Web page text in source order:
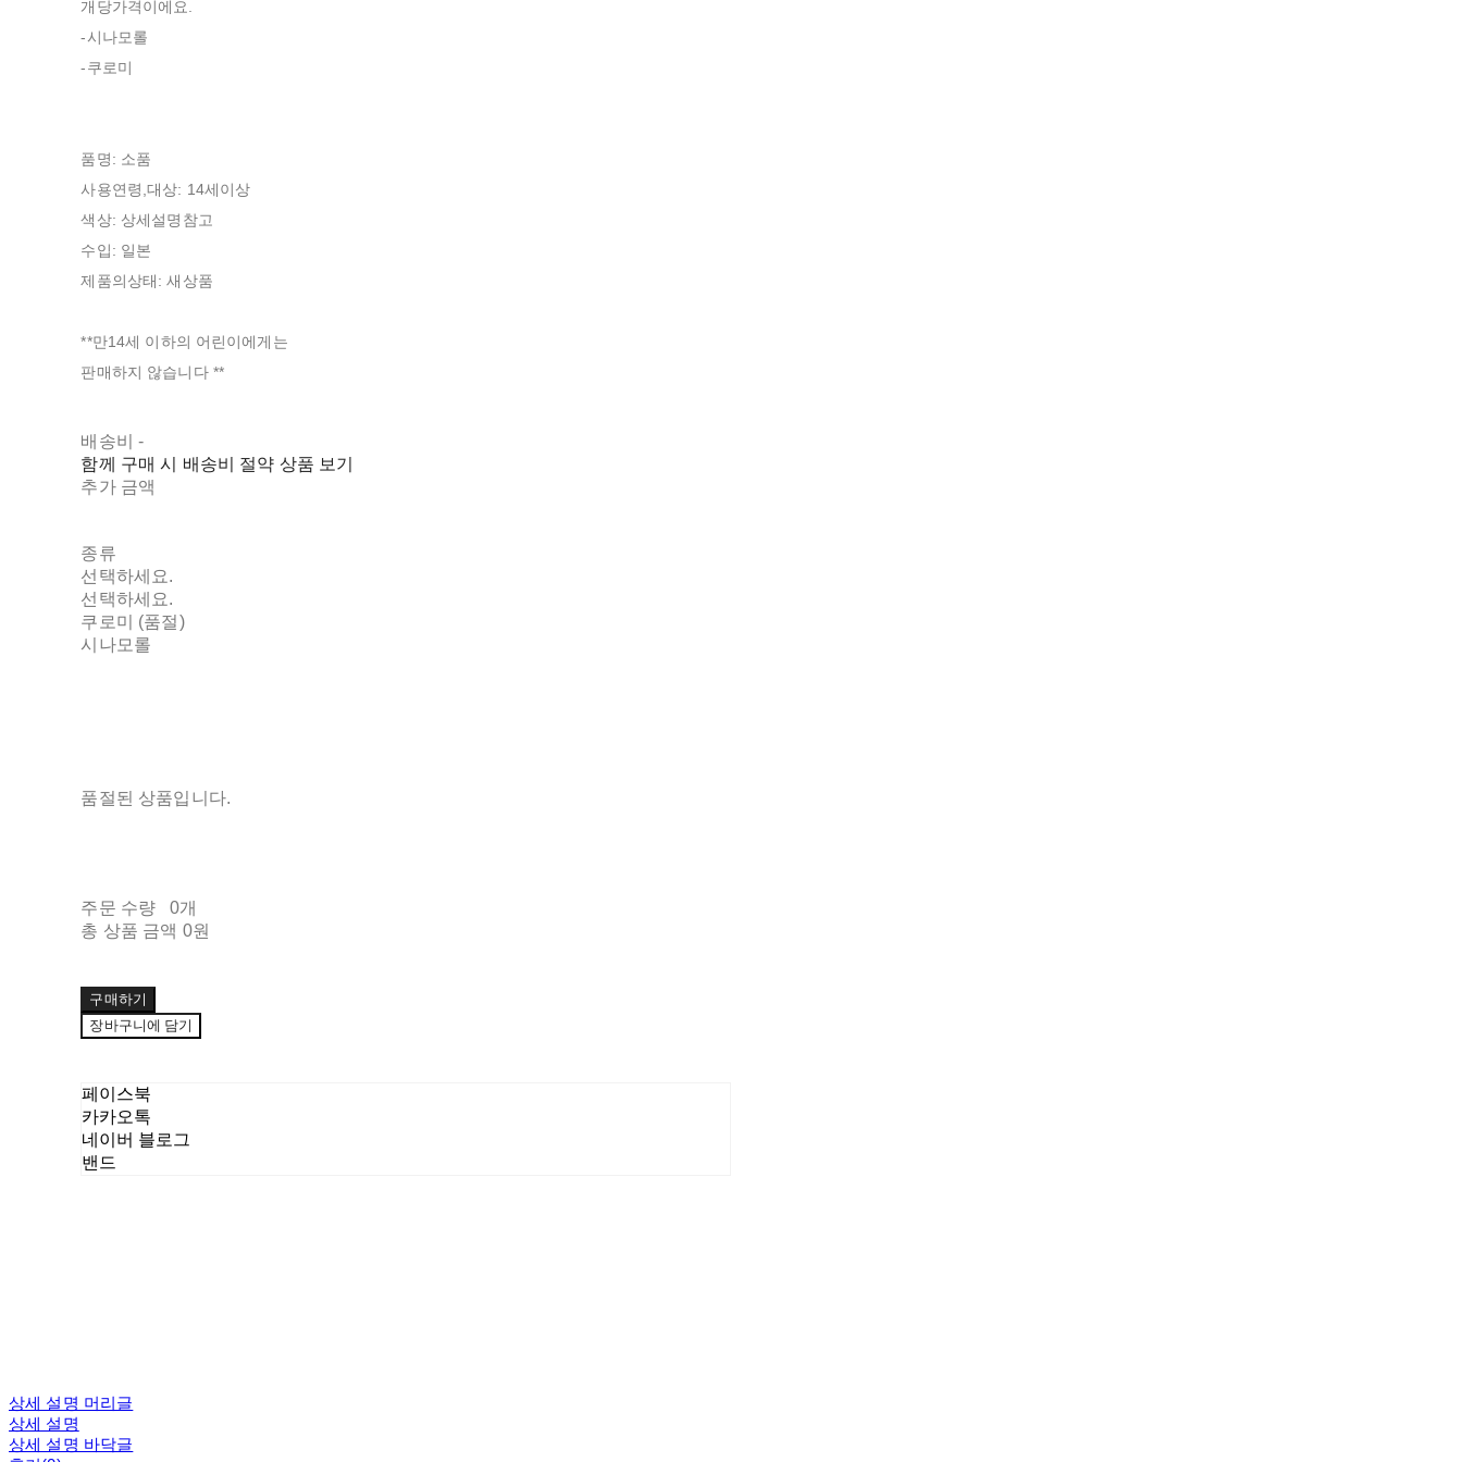
개당가격이에요.
-시나모롤
-쿠로미
품명: 소품
사용연령,대상: 14세이상
색상: 상세설명참고
수입: 일본
제품의상태: 새상품
**만14세 이하의 어린이에게는
판매하지 않습니다 **
배송비-
함께 구매 시 배송비 절약 상품 보기
추가 금액
종류
선택하세요.
선택하세요.
쿠로미 (품절)
시나모롤
품절된 상품입니다.
주문 수량
0개
총 상품 금액 0원
구매하기
장바구니에 담기
페이스북
카카오톡
네이버 블로그
밴드
상세 설명 머리글
상세 설명
상세 설명 바닥글